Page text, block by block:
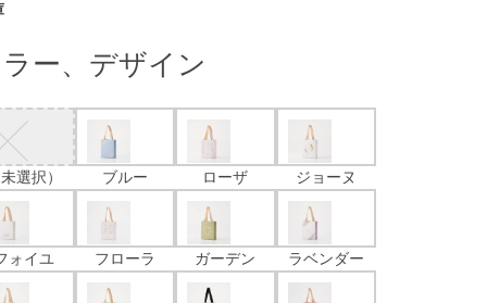
ー、デザイン
選択） ブルー ローザ ジョーヌ
ォイユ フローラ ガーデン ラベンダー